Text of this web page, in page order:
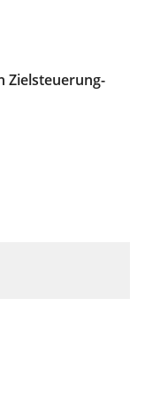
Zielsteuerung-